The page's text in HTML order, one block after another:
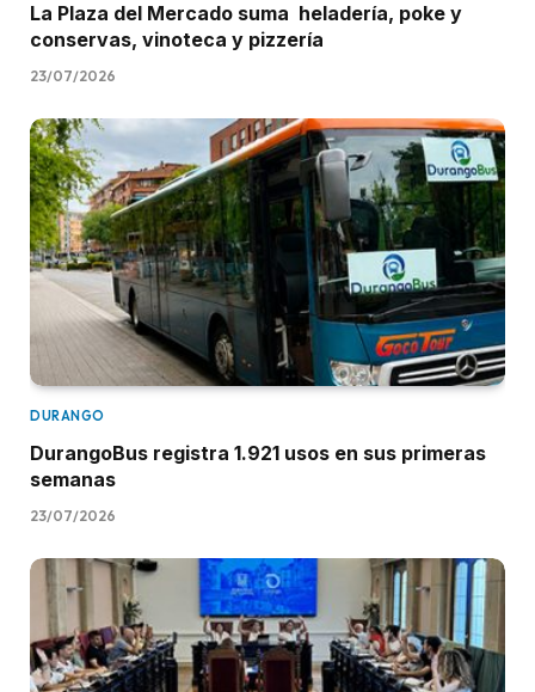
La Plaza del Mercado suma heladería, poke y
conservas, vinoteca y pizzería
23/07/2026
DURANGO
DurangoBus registra 1.921 usos en sus primeras
semanas
23/07/2026